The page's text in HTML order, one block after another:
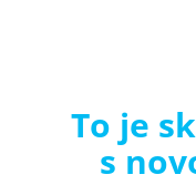
To je
s